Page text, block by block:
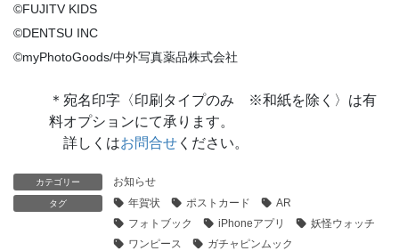
©FUJITV KIDS
©DENTSU INC
©myPhotoGoods/中外写真薬品株式会社
＊ 宛名印字〈印刷タイプのみ ※和紙を除く〉は有
料オプションにて承ります。
詳しくはお問合せ ください。
カテゴリー お知らせ
タグ 年賀状 ポストカード
AR
フォトブック
iPhoneアプリ
妖怪ウォッチ
ワンピース
ガチャピンムック